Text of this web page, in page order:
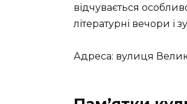
відчувається
літературні вечори і
Адреса: вулиця